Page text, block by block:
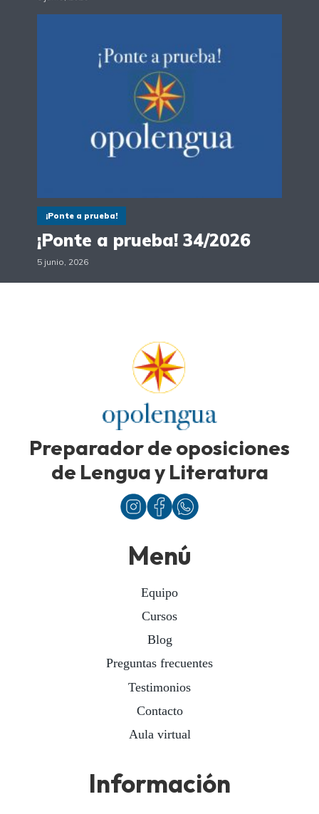
¡Ponte a prueba!
¡Ponte a prueba! 34/2026
5 junio, 2026
Preparador de oposiciones
de Lengua y Literatura
Menú
Equipo
Cursos
Blog
Preguntas frecuentes
Testimonios
Contacto
Aula virtual
Información